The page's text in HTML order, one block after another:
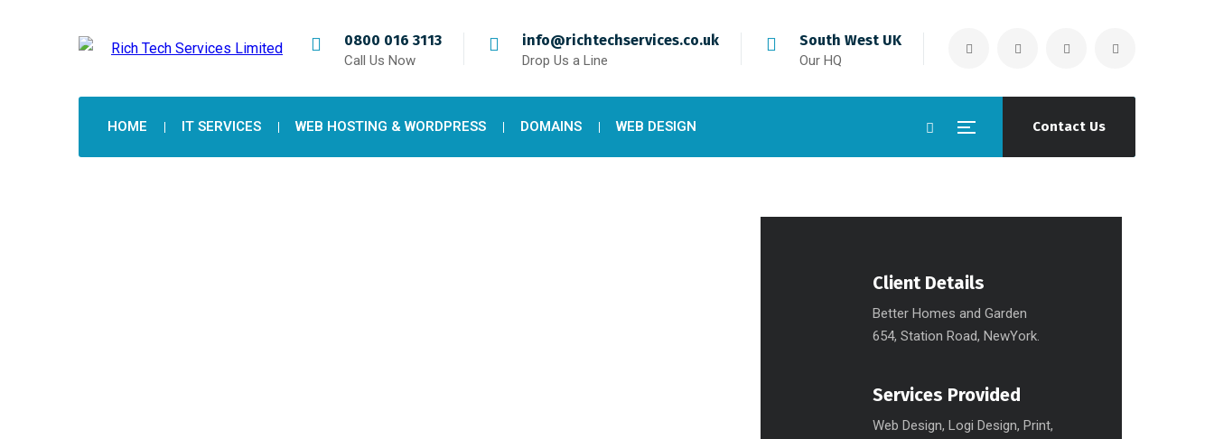
0800 016 3113
Call Us Now
info@richtechservices.co.uk
Drop Us a Line
South West UK
Our HQ
Contact Us
HOME IT SERVICES WEB HOSTING & WORDPRESS DOMAINS WEB DESIGN
Client Details
Better Homes and Garden
654, Station Road, NewYork.
Services Provided
Web Design, Logi Design, Print,